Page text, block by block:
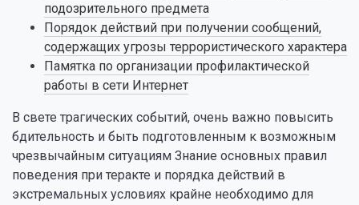
подозрительного предмета
Порядок действий при получении сообщений,
содержащих угрозы террористического характера
Памятка по организации профилактической
работы в сети Интернет
В свете трагических событий, очень важно повысить
бдительность и быть подготовленным к возможным
чрезвычайным ситуациям Знание основных правил
поведения при теракте и порядка действий в
экстремальных условиях крайне необходимо для